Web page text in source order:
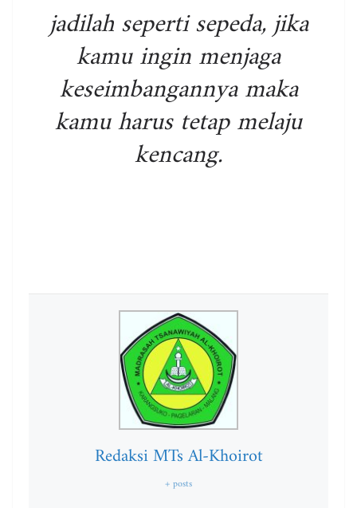
jadilah seperti sepeda, jika
kamu ingin menjaga
keseimbangannya maka
kamu harus tetap melaju
kencang.
Redaksi MTs Al-Khoirot
+ posts